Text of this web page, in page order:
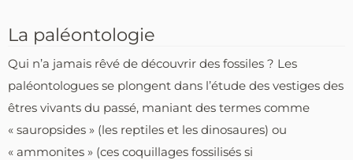
La paléontologie
Qui n’a jamais rêvé de découvrir des fossiles ? Les
paléontologues se plongent dans l’étude des vestiges des
êtres vivants du passé, maniant des termes comme
« sauropsides » (les reptiles et les dinosaures) ou
« ammonites » (ces coquillages fossilisés si